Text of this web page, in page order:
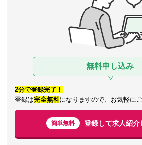
無料申し込み
2分で登録完了！
登録は完全無料になりますので、お気軽に
簡単無料 登録して求人紹介